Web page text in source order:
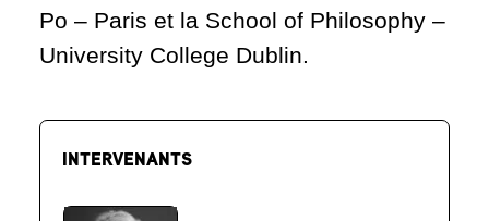
Po – Paris et la School of Philosophy –
University College Dublin.
INTERVENANTS